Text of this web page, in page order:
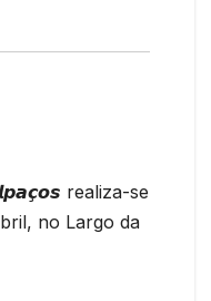
realiza-se
no Largo da